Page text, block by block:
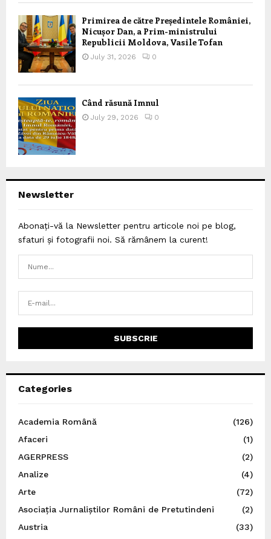
Primirea de către Președintele României,
Nicușor Dan, a Prim-ministrului
Republicii Moldova, Vasile Tofan
July 31, 2026 0
Când răsună Imnul
July 29, 2026 0
Newsletter
Abonați-vă la Newsletter pentru articole noi pe blog,
sfaturi și fotografii noi. Să rămânem la curent!
Categories
Academia Română
(126)
Afaceri
(1)
AGERPRESS
(2)
Analize
(4)
Arte
(72)
Asociația Jurnaliștilor Români de Pretutindeni
(2)
Austria
(33)